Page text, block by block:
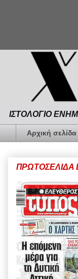
ΙΣΤΟΛΟΓΙΟ
Αρχική σελίδα